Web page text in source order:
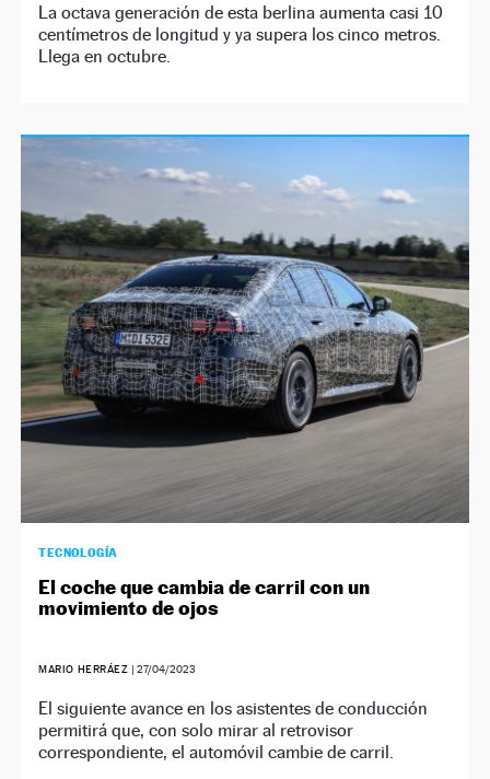
La octava generación de esta berlina aumenta casi 10
centímetros de longitud y ya supera los cinco metros.
Llega en octubre.
TECNOLOGÍA
El coche que cambia de carril con un
movimiento de ojos
MARIO HERRÁEZ | 27/04/2023
El siguiente avance en los asistentes de conducción
permitirá que, con solo mirar al retrovisor
correspondiente, el automóvil cambie de carril.